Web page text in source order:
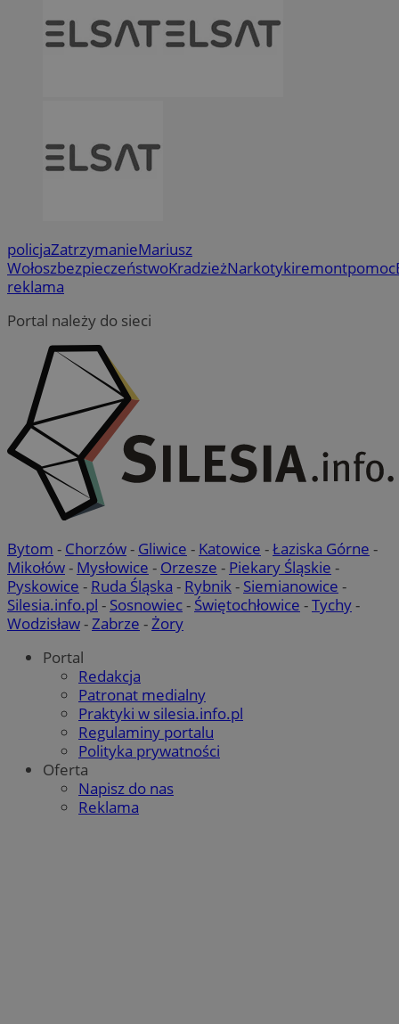
policjaZatrzymanieMariusz
WołoszbezpieczeństwoKradzieżNarkotykiremontpomoc
reklama
Portal należy do sieci
Bytom - Chorzów- Gliwice - Katowice -Łaziska Górne -
Mikołów- Mysłowice - Orzesze - Piekary Śląskie -
Pyskowice - Ruda Śląska - Rybnik- Siemianowice -
Silesia.info.pl - Sosnowiec- Świętochłowice -Tychy-
Wodzisław-Zabrze -Żory
Portal
Redakcja
Patronat medialny
Praktyki w silesia.info.pl
Regulaminy portalu
Polityka prywatności
Oferta
Napisz do nas
Reklama